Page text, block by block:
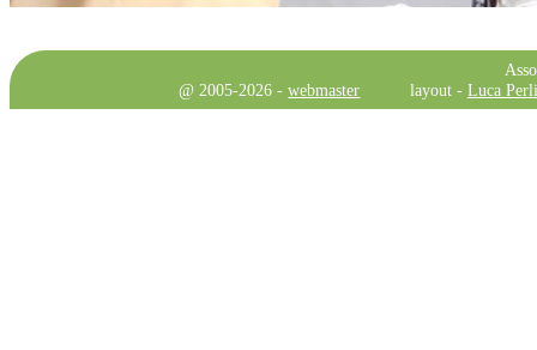
@ 2005-2026 -webmaster layout - Luca